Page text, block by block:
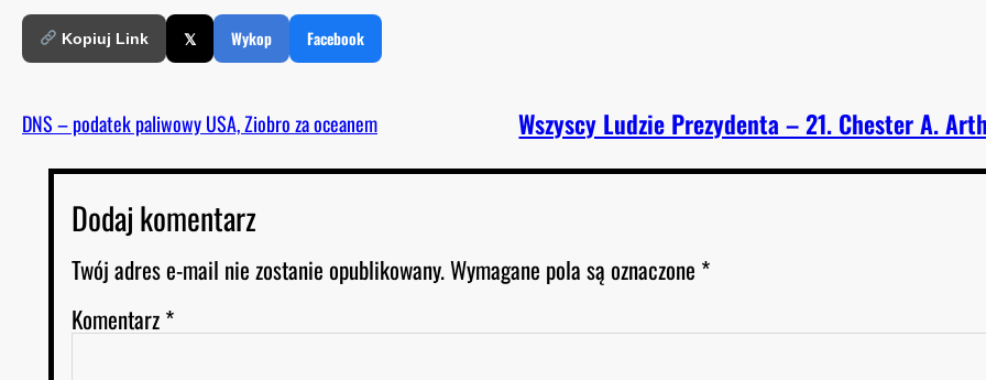
Kopiuj Link 𝕏 Wykop Facebook
DNS – podatek paliwowy USA, Ziobro za oceanem Wszyscy Ludzie Prezydenta – 21. Chester A.
Dodaj komentarz
Twój adres e-mail nie zostanie opublikowany.Wymagane pola są oznaczone *
Komentarz*